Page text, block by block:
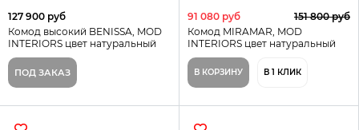
127 900 руб
Комод высокий BENISSA, MOD
INTERIORS цвет натуральный
ПОД ЗАКАЗ
91 080 руб
151 800 руб
Комод MIRAMAR, MOD
INTERIORS цвет натуральный
В КОРЗИНУ В 1 КЛИК